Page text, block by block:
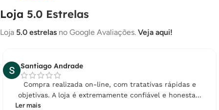
Loja 5.0 Estrelas
Loja 5.0 estrelas no Google Avaliações. Veja aqui!
Santiago Andrade
Compra realizada on-line, com tratativas rápidas e
objetivas. A loja é extremamente confiável e honesta...
Ler mais